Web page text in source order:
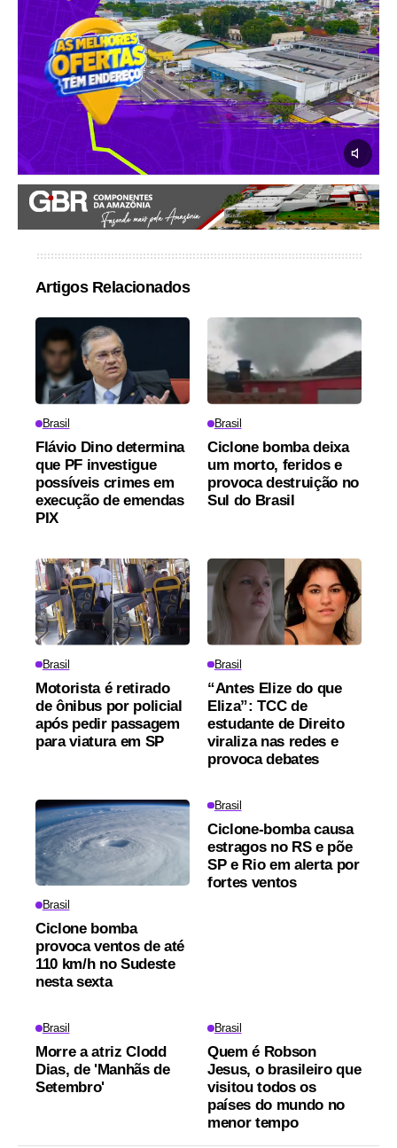
Artigos Relacionados
Brasil
Flávio Dino determina
que PF investigue
possíveis crimes em
execução de emendas
PIX
Brasil
Ciclone bomba deixa
um morto, feridos e
provoca destruição no
Sul do Brasil
Brasil
Motorista é retirado
de ônibus por policial
após pedir passagem
para viatura em SP
Brasil
“Antes Elize do que
Eliza”: TCC de
estudante de Direito
viraliza nas redes e
provoca debates
Brasil
Ciclone bomba
provoca ventos de até
110 km/h no Sudeste
nesta sexta
Brasil
Ciclone-bomba causa
estragos no RS e põe
SP e Rio em alerta por
fortes ventos
Brasil
Morre a atriz Clodd
Dias, de 'Manhãs de
Setembro'
Brasil
Quem é Robson
Jesus, o brasileiro que
visitou todos os
países do mundo no
menor tempo